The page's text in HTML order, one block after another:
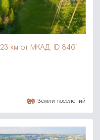
23 км от МКАД, ID 8461
Земли поселений